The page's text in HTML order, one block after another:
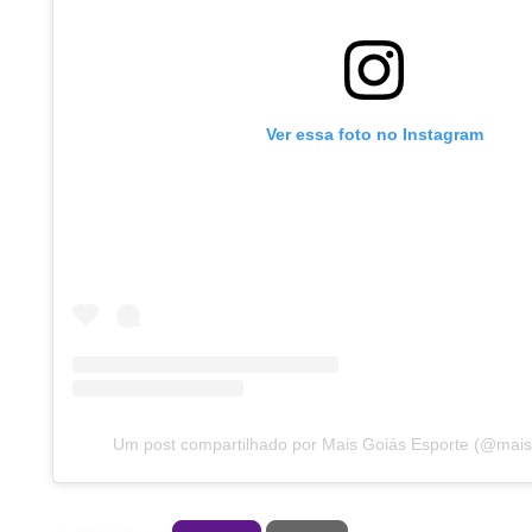
Ver essa foto no Instagram
Um post compartilhado por Mais Goiás Esporte